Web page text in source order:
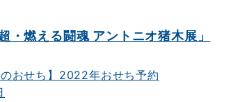
・燃える闘魂 アントニオ猪木展」